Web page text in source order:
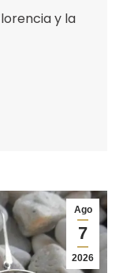
y la
Ago
7
2026